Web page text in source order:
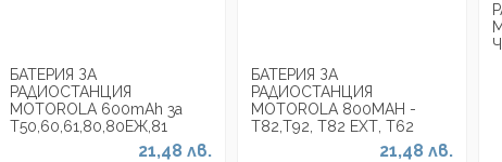
БАТЕРИЯ ЗА
РАДИОСТАНЦИЯ
MOTOROLA 600mAh за
Т50,60,61,80,80ЕЖ,81
21,48 лв.
БАТЕРИЯ ЗА
РАДИОСТАНЦИЯ
MOTOROLA 800MAH -
Т82,Т92, Т82 ЕХТ, Т62
21,48 лв.